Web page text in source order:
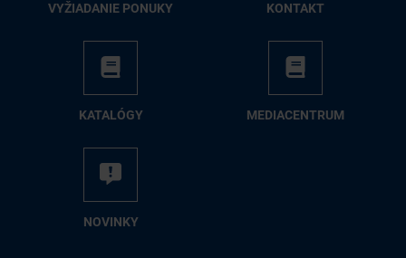
VY­ŽIA­DA­NIE PO­NU­KY KON­TAKT
KA­TA­LÓ­GY ME­DIA­CEN­TRUM
NO­VIN­KY